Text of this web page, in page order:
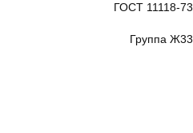
ГОСТ 11118-73
Группа Ж33